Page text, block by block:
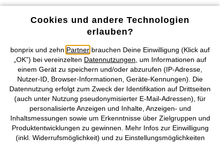
Mehr von bonprix auf
Preisangaben inkl. gesetzl. MwSt. und zzgl.Service- &
Versandkosten
AGB Datenschutz Cookie-Einstellungen Impressum
Vertrag widerrufen
2026 bonprix.
Cookies und andere Technologien
erlauben?
bonprix und zehn Partner brauchen Deine Einwilligung (Klick auf
„OK”) bei vereinzelten Datennutzungen , um Informationen auf
einem Gerät zu speichern und/oder abzurufen (IP-Adresse,
Nutzer-ID, Browser-Informationen, Geräte-Kennungen). Die
Datennutzung erfolgt zum Zweck der Identifikation auf Drittseiten
(auch unter Nutzung pseudonymisierter E-Mail-Adressen), für
personalisierte Anzeigen und Inhalte, Anzeigen- und
Inhaltsmessungen sowie um Erkenntnisse über Zielgruppen und
Produktentwicklungen zu gewinnen. Mehr Infos zur Einwilligung
(inkl. Widerrufsmöglichkeit) und zu Einstellungsmöglichkeiten